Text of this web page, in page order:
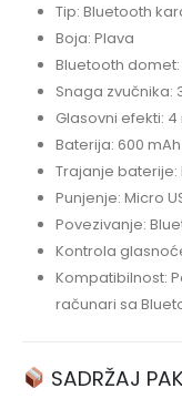
Tip: Bluetooth
Boja: Plava
Bluetooth domet:
Snaga zvučnika:
Glasovni efekti:
Baterija: 600 mAh
Trajanje baterije:
Punjenje: Micro
Povezivanje:
Kontrola
Kompatibilnost:
računari sa
SADRŽAJ